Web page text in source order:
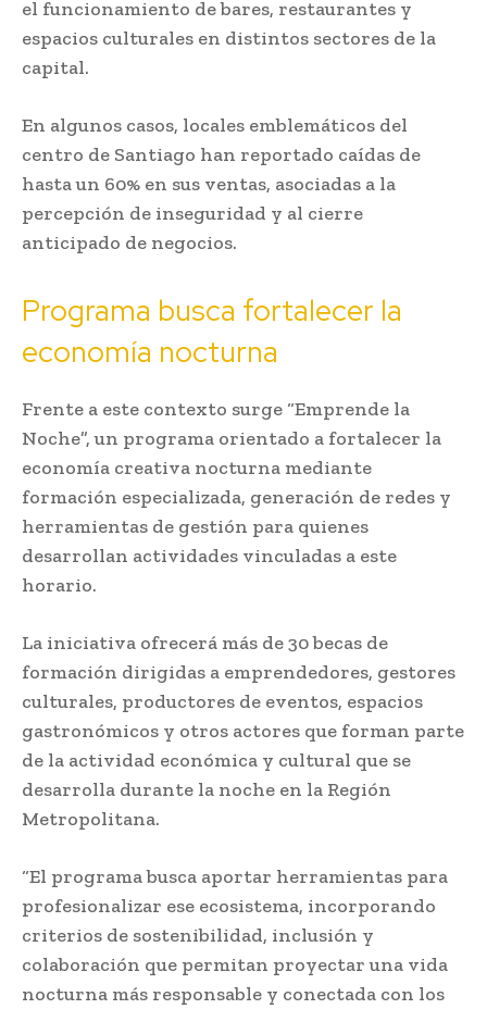
el funcionamiento de bares, restaurantes y
espacios culturales en distintos sectores de la
capital.
En algunos casos, locales emblemáticos del
centro de Santiago han reportado caídas de
hasta un 60% en sus ventas, asociadas a la
percepción de inseguridad y al cierre
anticipado de negocios.
Programa busca fortalecer la
economía nocturna
Frente a este contexto surge “Emprende la
Noche”, un programa orientado a fortalecer la
economía creativa nocturna mediante
formación especializada, generación de redes y
herramientas de gestión para quienes
desarrollan actividades vinculadas a este
horario.
La iniciativa ofrecerá más de 30 becas de
formación dirigidas a emprendedores, gestores
culturales, productores de eventos, espacios
gastronómicos y otros actores que forman parte
de la actividad económica y cultural que se
desarrolla durante la noche en la Región
Metropolitana.
“El programa busca aportar herramientas para
profesionalizar ese ecosistema, incorporando
criterios de sostenibilidad, inclusión y
colaboración que permitan proyectar una vida
nocturna más responsable y conectada con los